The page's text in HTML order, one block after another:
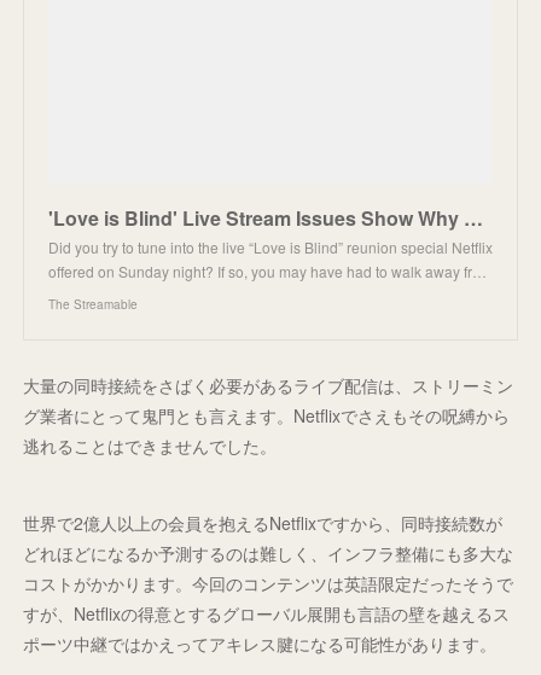
'Love is Blind' Live Stream Issues Show Why Netflix Is Adding Live Events Slowly
Did you try to tune into the live “Love is Blind” reunion special Netflix
offered on Sunday night? If so, you may have had to walk away fr…
The Streamable
大量の同時接続をさばく必要があるライブ配信は、ストリーミン
グ業者にとって鬼門とも言えます。Netflixでさえもその呪縛から
逃れることはできませんでした。
世界で2億人以上の会員を抱えるNetflixですから、同時接続数が
どれほどになるか予測するのは難しく、インフラ整備にも多大な
コストがかかります。今回のコンテンツは英語限定だったそうで
すが、Netflixの得意とするグローバル展開も言語の壁を越えるス
ポーツ中継ではかえってアキレス腱になる可能性があります。